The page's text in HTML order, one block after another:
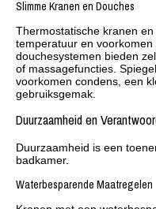
Slimme Kranen en Douches
Thermostatische kranen
temperatuur en
douchesystemen bieden
of massagefuncties.
voorkomen condens, een
gebruiksgemak.
Duurzaamheid en
Duurzaamheid is een
badkamer.
Waterbesparende Maatregelen